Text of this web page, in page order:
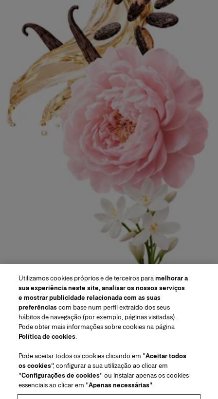
Região/Idioma
Atendimento ao cliente
Encontrar uma loja
Fale conosco
Envios e devoluções de Beleza
Envios e Devoluções de Moda
Sobre nós
House of Herrera Herrera Friends
Utilizamos cookies próprios e de terceiros paramelhorar a
sua experiência neste site, analisar os nossos serviços
e mostrar publicidade relacionada com as suas
preferênciascom base num perfil extraído dos seus
hábitos de navegação (por exemplo, páginas visitadas) .
Pode obter mais informações sobre cookies na página
Política de cookies.
Pode aceitar todos os cookies clicando em "Aceitar todos
os cookies", configurar a sua utilização ao clicar em
"Configurações de cookies" ou instalar apenas os cookies
essenciais ao clicar em "Apenas necessárias".